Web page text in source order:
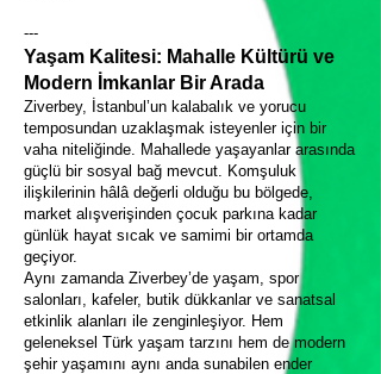
---
Yaşam Kalitesi: Mahalle Kültürü ve
Modern İmkanlar Bir Arada
Ziverbey, İstanbul’un kalabalık ve yorucu
temposundan uzaklaşmak isteyenler için bir
vaha niteliğinde. Mahallede yaşayanlar arasında
güçlü bir sosyal bağ mevcut. Komşuluk
ilişkilerinin hâlâ değerli olduğu bu bölgede,
market alışverişinden çocuk parkına kadar
günlük hayat sıcak ve samimi bir ortamda
geçiyor.
Aynı zamanda Ziverbey’de yaşam, spor
salonları, kafeler, butik dükkanlar ve sanatsal
etkinlik alanları ile zenginleşiyor. Hem
geleneksel Türk yaşam tarzını hem de modern
şehir yaşamını aynı anda sunabilen ender